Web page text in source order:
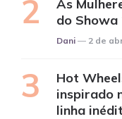
As
do Showa
Posted
Dani 2 de
Hot
inspirado
linha